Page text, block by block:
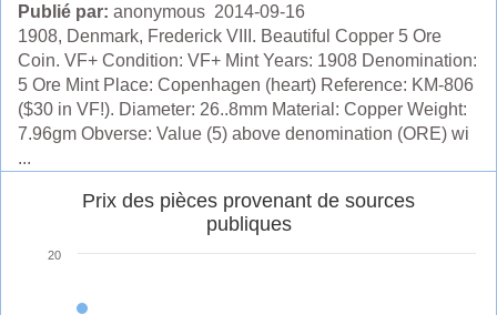
Publié par: anonymous 2014-09-16
1908, Denmark, Frederick VIII. Beautiful Copper 5 Ore
Coin. VF+ Condition: VF+ Mint Years: 1908 Denomination:
5 Ore Mint Place: Copenhagen (heart) Reference: KM-806
($30 in VF!). Diameter: 26..8mm Material: Copper Weight:
7.96gm Obverse: Value (5) above denomination (ORE) wi
...